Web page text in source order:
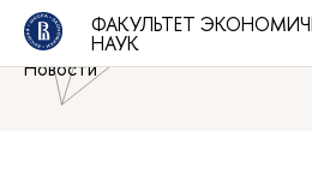
ФАКУЛЬТЕТ
НАУК
Национальный
школа экономики»
Факультет
Новости